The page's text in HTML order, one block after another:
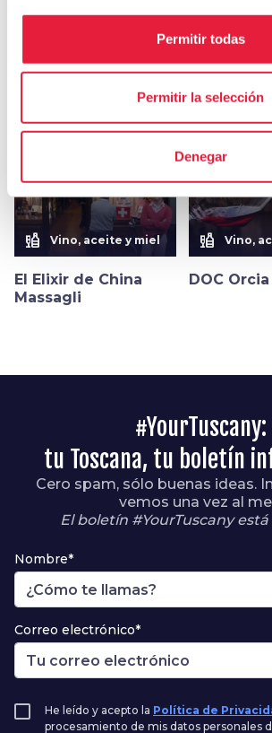
Permitir todas
Permitir la selección
Denegar
Otros sabores enVino, aceite
liquor Vino, aceite y miel
El Elixir de China
Massagli
favorite_border
liquor Vino,
DOC Orcia
#YourTuscany:
tu Toscana, tu boletín
Cero spam, sólo buenas ideas.
vemos una vez al
El boletín #YourTuscany está
Nombre*
Correo electrónico*
He leído y acepto la Política de
procesamiento de mis datos personales